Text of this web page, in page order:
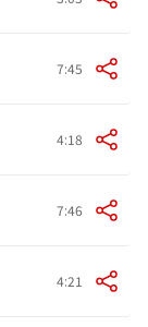
7:45
4:18
7:46
4:21